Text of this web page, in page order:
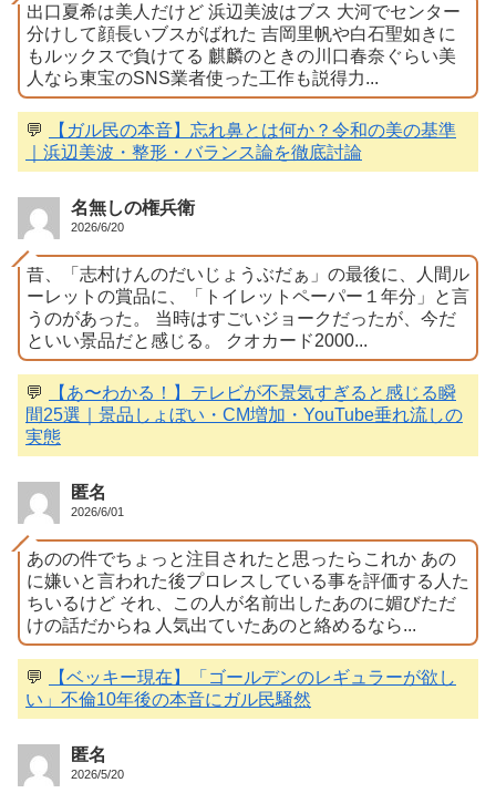
出口夏希は美人だけど 浜辺美波はブス 大河でセンター
分けして顔長いブスがばれた 吉岡里帆や白石聖如きに
もルックスで負けてる 麒麟のときの川口春奈ぐらい美
人なら東宝のSNS業者使った工作も説得力...
💬
【ガル民の本音】忘れ鼻とは何か？令和の美の基準
｜浜辺美波・整形・バランス論を徹底討論
名無しの権兵衛
2026/6/20
昔、「志村けんのだいじょうぶだぁ」の最後に、人間ル
ーレットの賞品に、「トイレットペーパー１年分」と言
うのがあった。 当時はすごいジョークだったが、今だ
といい景品だと感じる。 クオカード2000...
💬
【あ〜わかる！】テレビが不景気すぎると感じる瞬
間25選｜景品しょぼい・CM増加・YouTube垂れ流しの
実態
匿名
2026/6/01
あのの件でちょっと注目されたと思ったらこれか あの
に嫌いと言われた後プロレスしている事を評価する人た
ちいるけど それ、この人が名前出したあのに媚びただ
けの話だからね 人気出ていたあのと絡めるなら...
💬
【ベッキー現在】「ゴールデンのレギュラーが欲し
い」不倫10年後の本音にガル民騒然
匿名
2026/5/20